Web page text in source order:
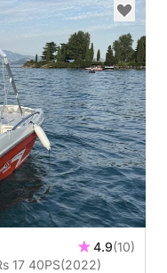
4.9(10)
Boot ohne Führerschein Rancraft Rs 17 40PS(2022)